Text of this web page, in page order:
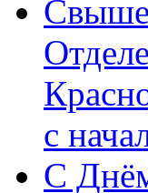
Свыше
с
C